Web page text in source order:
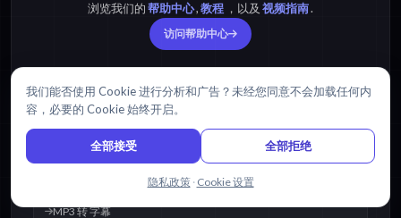
浏览我们的帮助中心,教程 ，以及 视频指南.
访问帮助中心
热门资源
MP3 转 文本
MP3 转 字幕
我们能否使用 Cookie 进行分析和广告？未经您同意不会加载任何内
容，必要的 Cookie 始终开启。
全部接受 全部拒绝
隐私政策 · Cookie 设置